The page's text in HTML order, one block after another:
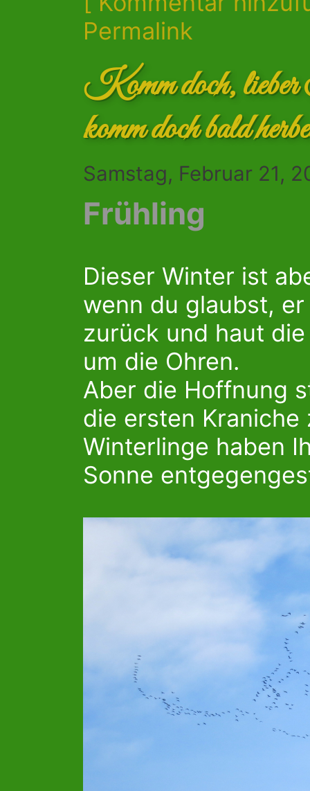
Permalink
Komm doch,
komm doch bald
Samstag, Februar 21,
Frühling
Dieser Winter ist
wenn du glaubst,
zurück und haut
um die Ohren.
Aber die Hoffnung
die ersten
Winterlinge haben
Sonne